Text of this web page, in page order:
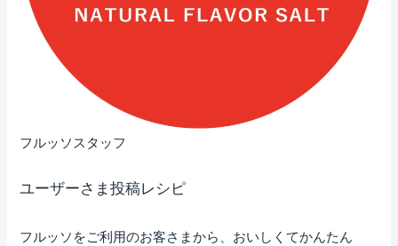
フルッソスタッフ
ユーザーさま投稿レシピ
フルッソをご利用のお客さまから、おいしくてかんたん